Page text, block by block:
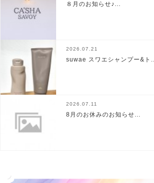
８月のお知らせ♪...
2026.07.21
suwae スワエシャンプー&ト...
2026.07.11
8月のお休みのお知らせ...